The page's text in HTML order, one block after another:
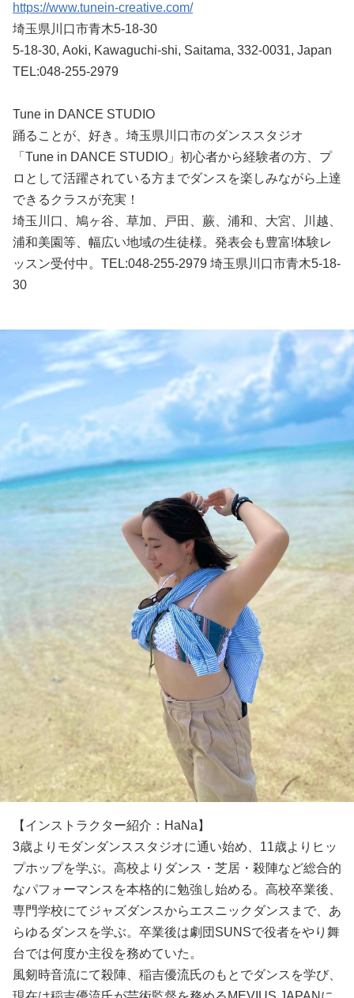
https://www.tunein-creative.com/
埼玉県川口市青木5-18-30
5-18-30, Aoki, Kawaguchi-shi, Saitama, 332-0031, Japan
TEL:048-255-2979
Tune in DANCE STUDIO
踊ることが、好き。埼玉県川口市のダンススタジオ
「Tune in DANCE STUDIO」初心者から経験者の方、プ
ロとして活躍されている方までダンスを楽しみながら上達
できるクラスが充実！
埼玉川口、鳩ヶ谷、草加、戸田、蕨、浦和、大宮、川越、
浦和美園等、幅広い地域の生徒様。発表会も豊富!体験レ
ッスン受付中。TEL:048-255-2979 埼玉県川口市青木5-18-
30
【インストラクター紹介：HaNa】
3歳よりモダンダンススタジオに通い始め、11歳よりヒッ
プホップを学ぶ。高校よりダンス・芝居・殺陣など総合的
なパフォーマンスを本格的に勉強し始める。高校卒業後、
専門学校にてジャズダンスからエスニックダンスまで、あ
らゆるダンスを学ぶ。卒業後は劇団SUNSで役者をやり舞
台では何度か主役を務めていた。
風剱時音流にて殺陣、稲吉優流氏のもとでダンスを学び、